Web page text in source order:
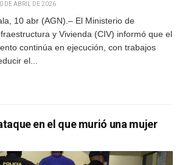
DE ABRIL DE 2026
10 abr (AGN).– El Ministerio de
y Vivienda (CIV) informó que el
continúa en ejecución, con trabajos
el...
en el que murió una mujer